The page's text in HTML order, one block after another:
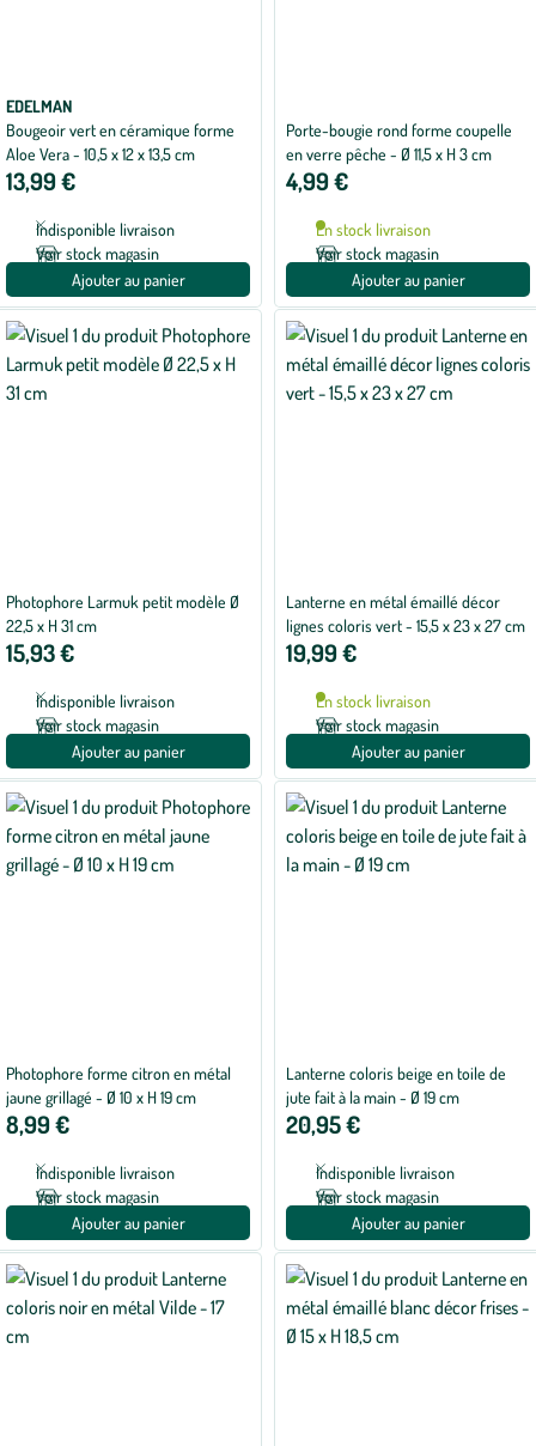
EDELMAN
Bougeoir vert en céramique forme
Aloe Vera - 10,5 x 12 x 13,5 cm
13,99 €
Indisponible livraison
Voir stock magasin
Ajouter au panier
Porte-bougie rond forme coupelle
en verre pêche - Ø 11,5 x H 3 cm
4,99 €
En stock livraison
Voir stock magasin
Ajouter au panier
Photophore Larmuk petit modèle Ø
22,5 x H 31 cm
15,93 €
Indisponible livraison
Voir stock magasin
Ajouter au panier
Lanterne en métal émaillé décor
lignes coloris vert - 15,5 x 23 x 27 cm
19,99 €
En stock livraison
Voir stock magasin
Ajouter au panier
Photophore forme citron en métal
jaune grillagé - Ø 10 x H 19 cm
8,99 €
Indisponible livraison
Voir stock magasin
Ajouter au panier
Lanterne coloris beige en toile de
jute fait à la main - Ø 19 cm
20,95 €
Indisponible livraison
Voir stock magasin
Ajouter au panier